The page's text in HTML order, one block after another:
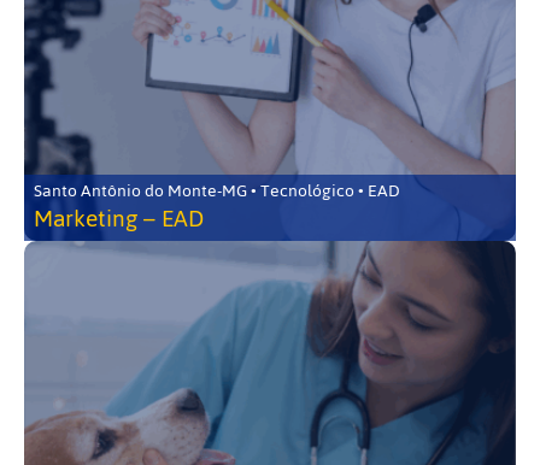
Santo Antônio do Monte-MG • Tecnológico • EAD
Marketing – EAD